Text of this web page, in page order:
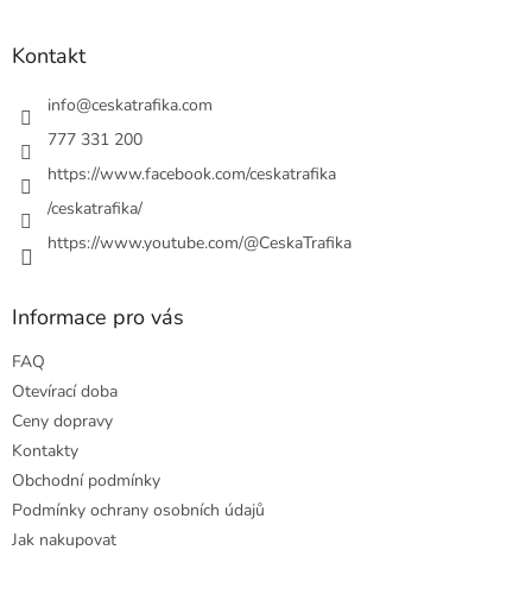
Kontakt
info@ceskatrafika.com
777 331 200
https://www.facebook.com/ceskatrafika
/ceskatrafika/
https://www.youtube.com/@CeskaTrafika
Informace pro vás
FAQ
Otevírací doba
Ceny dopravy
Kontakty
Obchodní podmínky
Podmínky ochrany osobních údajů
Jak nakupovat